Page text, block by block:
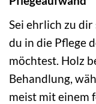
Sei ehrlich zu
du in die Pflege
möchtest. Holz
Behandlung,
meist mit einem